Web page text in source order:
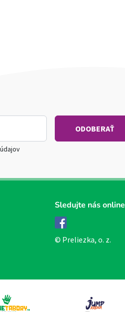
Sledujte nás online
© Preliezka, o. z.